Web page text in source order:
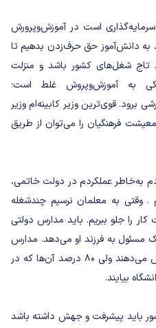
است در آموزش‌وپرورش
به دانش‌آموز حق حرف‌زدن بدهیم تا
تاج شغل‌های کشور باشد و منزلت
به آموزش‌وپروش غلط است؛
برود. قوی‌ترین وزیر کابینه‌ام وزیر
فرهنگیان را می‌توان از طریق
به‌خاطر عملکردم در دولت خاتمی،
وقتی به معلمان نرسیم چندشغله
را جلو ببریم. باید مدارس دولتی
مسئول به فرزند او می‌دهد. مدارس
غیردولتی فرصتند و درصدی را پوشش می‌دهند ولی ۸۰ درصد آن‌ها که در
بیایند.
باید پیشرفت و جهش داشته باشد